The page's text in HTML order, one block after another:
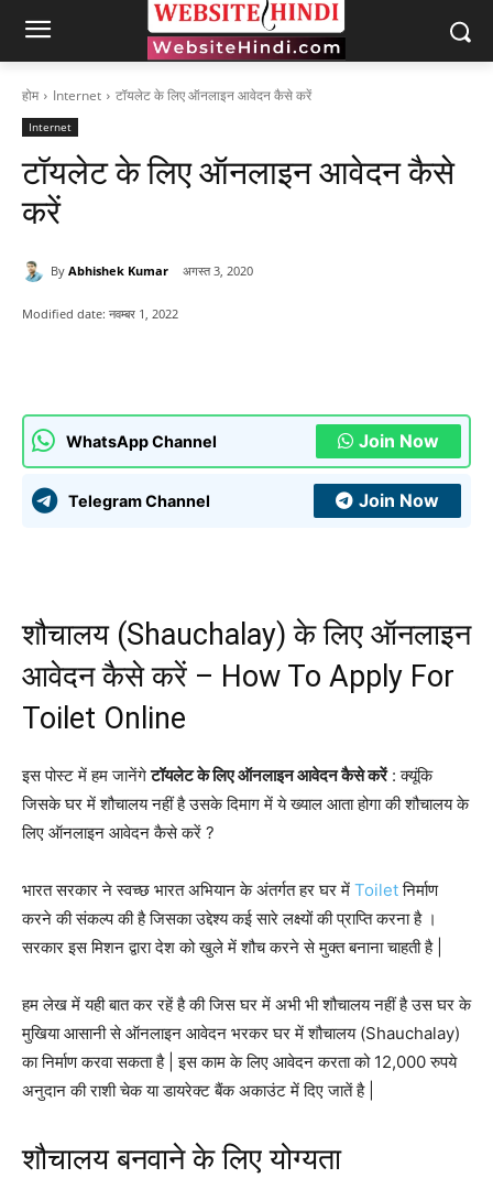
होम Internet टॉयलेट के लिए ऑनलाइन आवेदन कैसे करें
Internet
टॉयलेट के लिए ऑनलाइन आवेदन कैसे
करें
By Abhishek Kumar अगस्त 3, 2020
Modified date: नवम्बर 1, 2022
WhatsApp Channel Join Now
Telegram Channel Join Now
शौचालय (Shauchalay) के लिए ऑनलाइन
आवेदन कैसे करें – How To Apply For
Toilet Online
इस पोस्ट में हम जानेंगेटॉयलेट के लिए ऑनलाइन आवेदन कैसे करें: क्यूंकि
जिसके घर में शौचालय नहीं है उसके दिमाग में ये ख्याल आता होगा की शौचालय के
लिए ऑनलाइन आवेदन कैसे करें ?
भारत सरकार ने स्वच्छ भारत अभियान के अंतर्गत हर घर में Toiletनिर्माण
करने की संकल्प की है जिसका उद्देश्य कई सारे लक्ष्यों की प्राप्ति करना है ।
सरकार इस मिशन द्वारा देश को खुले में शौच करने से मुक्त बनाना चाहती है |
हम लेख में यही बात कर रहें है की जिस घर में अभी भी शौचालय नहीं है उस घर के
मुखिया आसानी से ऑनलाइन आवेदन भरकर घर में शौचालय (Shauchalay)
का निर्माण करवा सकता है | इस काम के लिए आवेदन करता को 12,000 रुपये
अनुदान की राशी चेक या डायरेक्ट बैंक अकाउंट में दिए जातें है |
शौचालय बनवाने के लिए योग्यता